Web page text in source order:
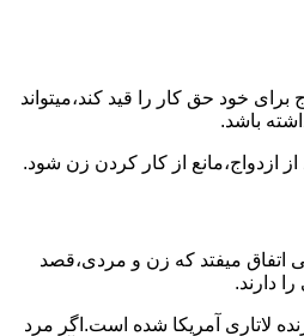
خود حق کار را قید کند،میتواند
باشد.
از ازدواج،مانع از کار کردن زن شود.
اتفاق میفتد که زن و مردی،قصد
دارند.
لاتاری آمریکا شده است.اگر مرد